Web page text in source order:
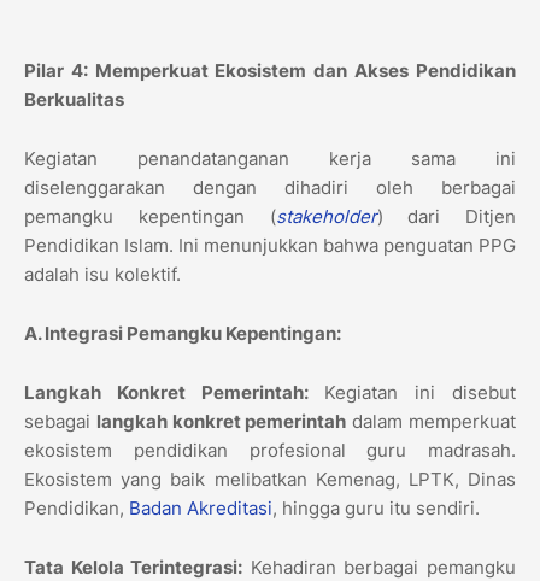
Pilar 4: Memperkuat Ekosistem dan Akses Pendidikan
Berkualitas
Kegiatan penandatanganan kerja sama ini
diselenggarakan dengan dihadiri oleh berbagai
pemangku kepentingan (stakeholder) dari Ditjen
Pendidikan Islam. Ini menunjukkan bahwa penguatan PPG
adalah isu kolektif.
A. Integrasi Pemangku Kepentingan:
Langkah Konkret Pemerintah:Kegiatan ini disebut
sebagai langkah konkret pemerintah dalam memperkuat
ekosistem pendidikan profesional guru madrasah.
Ekosistem yang baik melibatkan Kemenag, LPTK, Dinas
Pendidikan, Badan Akreditasi, hingga guru itu sendiri.
Tata Kelola Terintegrasi: Kehadiran berbagai pemangku